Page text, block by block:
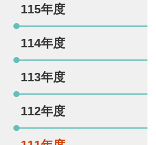
115年度
114年度
113年度
112年度